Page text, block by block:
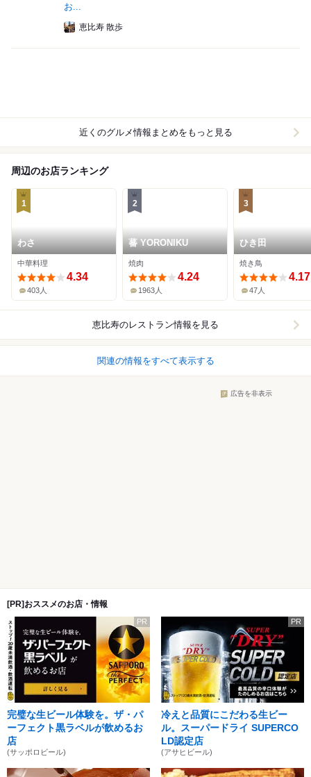
お...
恵比寿 散歩
近くのグルメ情報まとめをもっと見る
周辺のお店ランキング
1
わさ
中華料理
4.34
403人
2
蕃 YORONIKU
焼肉
4.24
1963人
3
ひき田
焼き鳥
4.17
47人
恵比寿のレストラン情報を見る
関連の情報をすべて表示する
広告を非表示
[PR]おススメのお店・情報
PR
完璧な生ビール体験を。ザ・パ
ーフェクト黒ラベルが飲めるお
店
(サッポロビール)
PR
冷えと品質にこだわる生ビー
ル。スーパードライ SUPERCO
LD認定店
(アサヒビール)